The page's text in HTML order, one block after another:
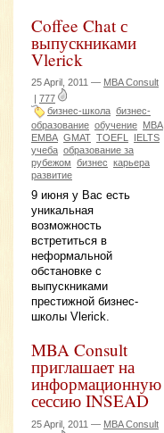
Coffee Chat с
выпускниками
Vlerick
25 April, 2011 — MBA Consult
777
бизнес-школа бизнес-
образование обучение MBA
EMBA GMAT TOEFL
IELTS
учеба образование за
рубежом бизнес карьера
развитие
9 июня у Вас есть
уникальная
возможность
встретиться в
неформальной
обстановке с
выпускниками
престижной бизнес-
школы Vlerick.
MBA Consult
приглашает на
информационную
сессию INSEAD
25 April, 2011 — MBA Consult